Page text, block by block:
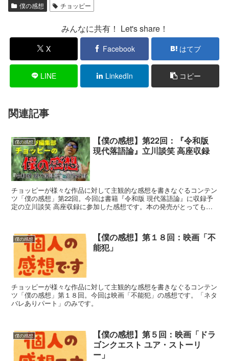
僕の感想 チョッピー
みんなに共有！ Let's share！
X Facebook はてブ
LINE LinkedIn コピー
関連記事
僕の感想
【僕の感想】第22回：『令和版
現代落語論』立川談笑 高座収録
チョッピーが様々な作品に対して主観的な感想を書きなぐるコンテン
ツ「僕の感想」第22回。今回は書籍『令和版 現代落語論』に収録予
定の立川談笑 高座収録に参加した感想です。本の発売がとっても楽
僕の感想
【僕の感想】第１８回：映画「不
能犯」
チョッピーが様々な作品に対して主観的な感想を書きなぐるコンテン
ツ「僕の感想」第１８回。今回は映画「不能犯」の感想です。「ネタ
バレありパート」のみです。
僕の感想
【僕の感想】第５回：映画「ドラ
ゴンクエスト ユア・ストーリ
ー」